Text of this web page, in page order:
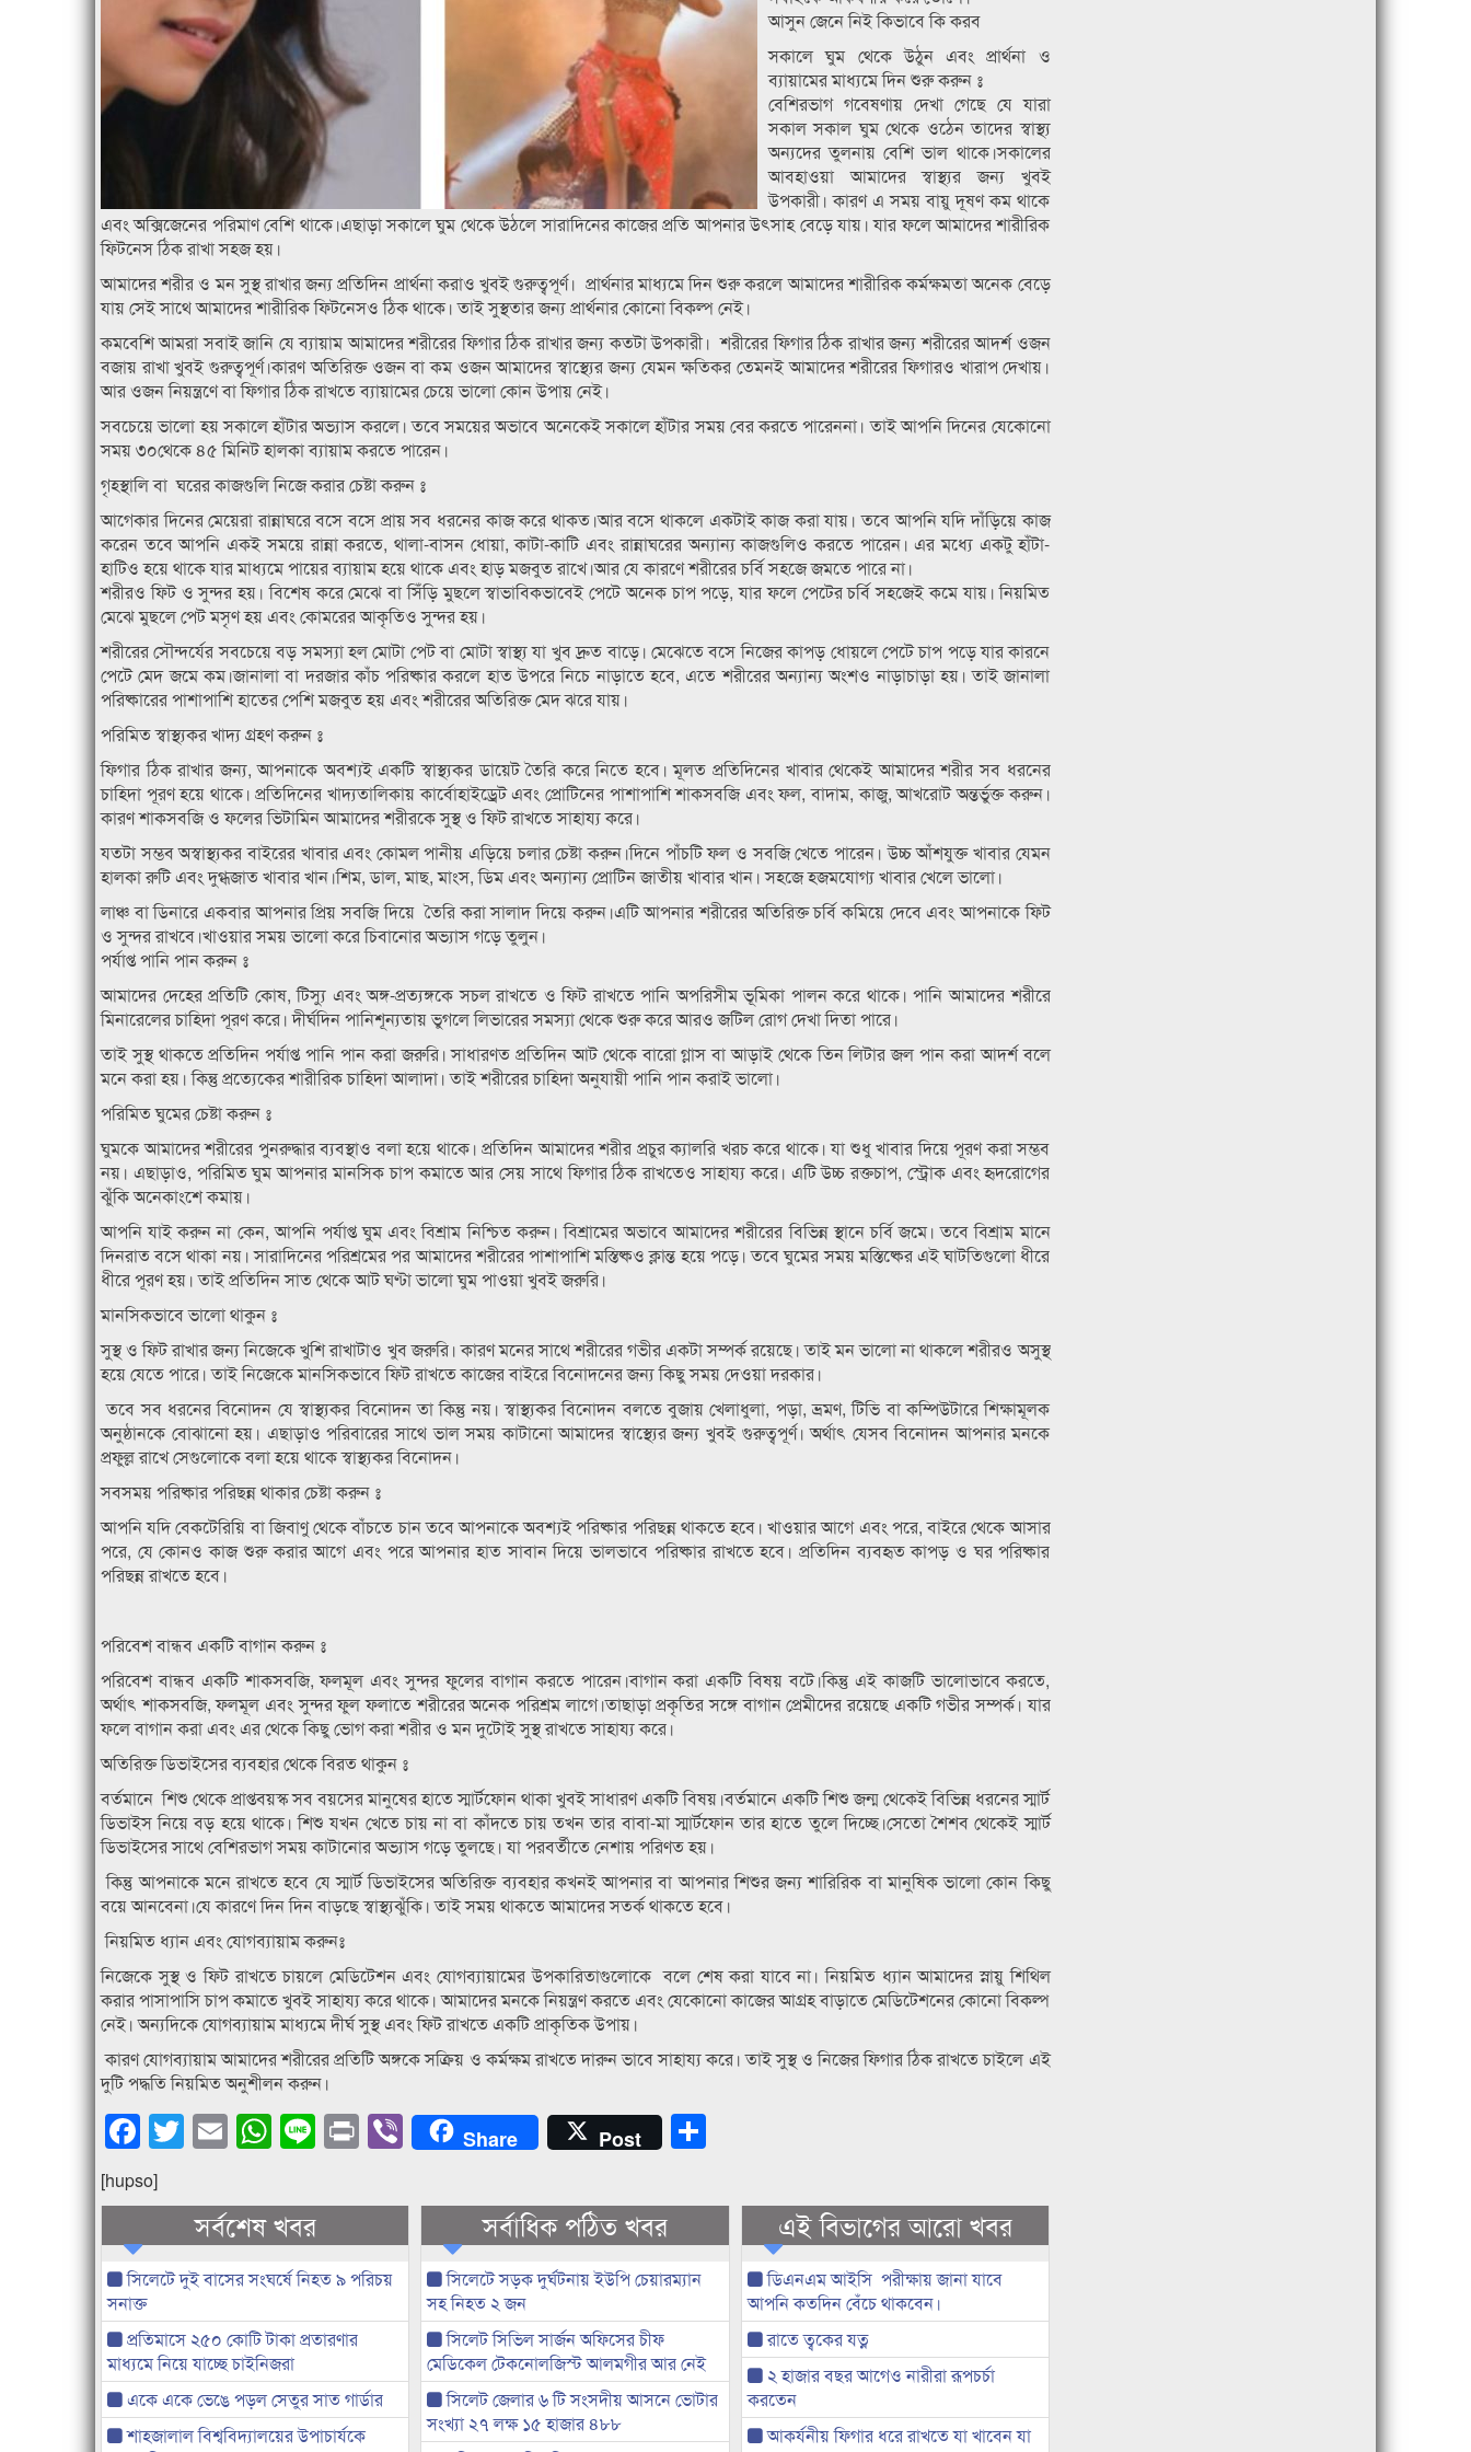
আসুন জেনে নিই কিভাবে কি করব
সকালে ঘুম থেকে উঠুন এবং প্রার্থনা ও
ব্যায়ামের মাধ্যমে দিন শুরু করুন ঃ
বেশিরভাগ গবেষণায় দেখা গেছে যে যারা
সকাল সকাল ঘুম থেকে ওঠেন তাদের স্বাস্থ্য
অন্যদের তুলনায় বেশি ভাল থাকে।সকালের
আবহাওয়া আমাদের স্বাস্থ্যর জন্য খুবই
উপকারী। কারণ এ সময় বায়ু দূষণ কম থাকে
এবং অক্সিজেনের পরিমাণ বেশি থাকে।এছাড়া সকালে ঘুম থেকে উঠলে সারাদিনের কাজের প্রতি আপনার উৎসাহ বেড়ে যায়। যার ফলে আমাদের শারীরিক
ফিটনেস ঠিক রাখা সহজ হয়।
আমাদের শরীর ও মন সুস্থ রাখার জন্য প্রতিদিন প্রার্থনা করাও খুবই গুরুত্বপূর্ণ। প্রার্থনার মাধ্যমে দিন শুরু করলে আমাদের শারীরিক কর্মক্ষমতা অনেক বেড়ে
যায় সেই সাথে আমাদের শারীরিক ফিটনেসও ঠিক থাকে। তাই সুস্থতার জন্য প্রার্থনার কোনো বিকল্প নেই।
কমবেশি আমরা সবাই জানি যে ব্যায়াম আমাদের শরীরের ফিগার ঠিক রাখার জন্য কতটা উপকারী। শরীরের ফিগার ঠিক রাখার জন্য শরীরের আদর্শ ওজন
বজায় রাখা খুবই গুরুত্বপূর্ণ।কারণ অতিরিক্ত ওজন বা কম ওজন আমাদের স্বাস্থ্যের জন্য যেমন ক্ষতিকর তেমনই আমাদের শরীরের ফিগারও খারাপ দেখায়।
আর ওজন নিয়ন্ত্রণে বা ফিগার ঠিক রাখতে ব্যায়ামের চেয়ে ভালো কোন উপায় নেই।
সবচেয়ে ভালো হয় সকালে হাঁটার অভ্যাস করলে। তবে সময়ের অভাবে অনেকেই সকালে হাঁটার সময় বের করতে পারেননা। তাই আপনি দিনের যেকোনো
সময় ৩০থেকে ৪৫ মিনিট হালকা ব্যায়াম করতে পারেন।
গৃহস্থালি বা ঘরের কাজগুলি নিজে করার চেষ্টা করুন ঃ
আগেকার দিনের মেয়েরা রান্নাঘরে বসে বসে প্রায় সব ধরনের কাজ করে থাকত।আর বসে থাকলে একটাই কাজ করা যায়। তবে আপনি যদি দাঁড়িয়ে কাজ
করেন তবে আপনি একই সময়ে রান্না করতে, থালা-বাসন ধোয়া, কাটা-কাটি এবং রান্নাঘরের অন্যান্য কাজগুলিও করতে পারেন। এর মধ্যে একটু হাঁটা-
হাটিও হয়ে থাকে যার মাধ্যমে পায়ের ব্যায়াম হয়ে থাকে এবং হাড় মজবুত রাখে।আর যে কারণে শরীরের চর্বি সহজে জমতে পারে না।
শরীরও ফিট ও সুন্দর হয়। বিশেষ করে মেঝে বা সিঁড়ি মুছলে স্বাভাবিকভাবেই পেটে অনেক চাপ পড়ে, যার ফলে পেটের চর্বি সহজেই কমে যায়। নিয়মিত
মেঝে মুছলে পেট মসৃণ হয় এবং কোমরের আকৃতিও সুন্দর হয়।
শরীরের সৌন্দর্যের সবচেয়ে বড় সমস্যা হল মোটা পেট বা মোটা স্বাস্থ্য যা খুব দ্রুত বাড়ে। মেঝেতে বসে নিজের কাপড় ধোয়লে পেটে চাপ পড়ে যার কারনে
পেটে মেদ জমে কম।জানালা বা দরজার কাঁচ পরিষ্কার করলে হাত উপরে নিচে নাড়াতে হবে, এতে শরীরের অন্যান্য অংশও নাড়াচাড়া হয়। তাই জানালা
পরিষ্কারের পাশাপাশি হাতের পেশি মজবুত হয় এবং শরীরের অতিরিক্ত মেদ ঝরে যায়।
পরিমিত স্বাস্থ্যকর খাদ্য গ্রহণ করুন ঃ
ফিগার ঠিক রাখার জন্য, আপনাকে অবশ্যই একটি স্বাস্থ্যকর ডায়েট তৈরি করে নিতে হবে। মূলত প্রতিদিনের খাবার থেকেই আমাদের শরীর সব ধরনের
চাহিদা পূরণ হয়ে থাকে। প্রতিদিনের খাদ্যতালিকায় কার্বোহাইড্রেট এবং প্রোটিনের পাশাপাশি শাকসবজি এবং ফল, বাদাম, কাজু, আখরোট অন্তর্ভুক্ত করুন।
কারণ শাকসবজি ও ফলের ভিটামিন আমাদের শরীরকে সুস্থ ও ফিট রাখতে সাহায্য করে।
যতটা সম্ভব অস্বাস্থ্যকর বাইরের খাবার এবং কোমল পানীয় এড়িয়ে চলার চেষ্টা করুন।দিনে পাঁচটি ফল ও সবজি খেতে পারেন। উচ্চ আঁশযুক্ত খাবার যেমন
হালকা রুটি এবং দুগ্ধজাত খাবার খান।শিম, ডাল, মাছ, মাংস, ডিম এবং অন্যান্য প্রোটিন জাতীয় খাবার খান। সহজে হজমযোগ্য খাবার খেলে ভালো।
লাঞ্চ বা ডিনারে একবার আপনার প্রিয় সবজি দিয়ে তৈরি করা সালাদ দিয়ে করুন।এটি আপনার শরীরের অতিরিক্ত চর্বি কমিয়ে দেবে এবং আপনাকে ফিট
ও সুন্দর রাখবে।খাওয়ার সময় ভালো করে চিবানোর অভ্যাস গড়ে তুলুন।
পর্যাপ্ত পানি পান করুন ঃ
আমাদের দেহের প্রতিটি কোষ, টিস্যু এবং অঙ্গ-প্রত্যঙ্গকে সচল রাখতে ও ফিট রাখতে পানি অপরিসীম ভূমিকা পালন করে থাকে। পানি আমাদের শরীরে
মিনারেলের চাহিদা পূরণ করে। দীর্ঘদিন পানিশূন্যতায় ভুগলে লিভারের সমস্যা থেকে শুরু করে আরও জটিল রোগ দেখা দিতা পারে।
তাই সুস্থ থাকতে প্রতিদিন পর্যাপ্ত পানি পান করা জরুরি। সাধারণত প্রতিদিন আট থেকে বারো গ্লাস বা আড়াই থেকে তিন লিটার জল পান করা আদর্শ বলে
মনে করা হয়। কিন্তু প্রত্যেকের শারীরিক চাহিদা আলাদা। তাই শরীরের চাহিদা অনুযায়ী পানি পান করাই ভালো।
পরিমিত ঘুমের চেষ্টা করুন ঃ
ঘুমকে আমাদের শরীরের পুনরুদ্ধার ব্যবস্থাও বলা হয়ে থাকে। প্রতিদিন আমাদের শরীর প্রচুর ক্যালরি খরচ করে থাকে। যা শুধু খাবার দিয়ে পূরণ করা সম্ভব
নয়। এছাড়াও, পরিমিত ঘুম আপনার মানসিক চাপ কমাতে আর সেয় সাথে ফিগার ঠিক রাখতেও সাহায্য করে। এটি উচ্চ রক্তচাপ, স্ট্রোক এবং হৃদরোগের
ঝুঁকি অনেকাংশে কমায়।
আপনি যাই করুন না কেন, আপনি পর্যাপ্ত ঘুম এবং বিশ্রাম নিশ্চিত করুন। বিশ্রামের অভাবে আমাদের শরীরের বিভিন্ন স্থানে চর্বি জমে। তবে বিশ্রাম মানে
দিনরাত বসে থাকা নয়। সারাদিনের পরিশ্রমের পর আমাদের শরীরের পাশাপাশি মস্তিষ্কও ক্লান্ত হয়ে পড়ে। তবে ঘুমের সময় মস্তিষ্কের এই ঘাটতিগুলো ধীরে
ধীরে পূরণ হয়। তাই প্রতিদিন সাত থেকে আট ঘণ্টা ভালো ঘুম পাওয়া খুবই জরুরি।
মানসিকভাবে ভালো থাকুন ঃ
সুস্থ ও ফিট রাখার জন্য নিজেকে খুশি রাখাটাও খুব জরুরি। কারণ মনের সাথে শরীরের গভীর একটা সম্পর্ক রয়েছে। তাই মন ভালো না থাকলে শরীরও অসুস্থ
হয়ে যেতে পারে। তাই নিজেকে মানসিকভাবে ফিট রাখতে কাজের বাইরে বিনোদনের জন্য কিছু সময় দেওয়া দরকার।
তবে সব ধরনের বিনোদন যে স্বাস্থ্যকর বিনোদন তা কিন্তু নয়। স্বাস্থ্যকর বিনোদন বলতে বুজায় খেলাধুলা, পড়া, ভ্রমণ, টিভি বা কম্পিউটারে শিক্ষামূলক
অনুষ্ঠানকে বোঝানো হয়। এছাড়াও পরিবারের সাথে ভাল সময় কাটানো আমাদের স্বাস্থ্যের জন্য খুবই গুরুত্বপূর্ণ। অর্থাৎ যেসব বিনোদন আপনার মনকে
প্রফুল্ল রাখে সেগুলোকে বলা হয়ে থাকে স্বাস্থ্যকর বিনোদন।
সবসময় পরিষ্কার পরিছন্ন থাকার চেষ্টা করুন ঃ
আপনি যদি বেকটেরিয়ি বা জিবাণু থেকে বাঁচতে চান তবে আপনাকে অবশ্যই পরিষ্কার পরিছন্ন থাকতে হবে। খাওয়ার আগে এবং পরে, বাইরে থেকে আসার
পরে, যে কোনও কাজ শুরু করার আগে এবং পরে আপনার হাত সাবান দিয়ে ভালভাবে পরিষ্কার রাখতে হবে। প্রতিদিন ব্যবহৃত কাপড় ও ঘর পরিষ্কার
পরিছন্ন রাখতে হবে।
পরিবেশ বান্ধব একটি বাগান করুন ঃ
পরিবেশ বান্ধব একটি শাকসবজি, ফলমূল এবং সুন্দর ফুলের বাগান করতে পারেন।বাগান করা একটি বিষয় বটে।কিন্তু এই কাজটি ভালোভাবে করতে,
অর্থাৎ শাকসবজি, ফলমূল এবং সুন্দর ফুল ফলাতে শরীরের অনেক পরিশ্রম লাগে।তাছাড়া প্রকৃতির সঙ্গে বাগান প্রেমীদের রয়েছে একটি গভীর সম্পর্ক। যার
ফলে বাগান করা এবং এর থেকে কিছু ভোগ করা শরীর ও মন দুটোই সুস্থ রাখতে সাহায্য করে।
অতিরিক্ত ডিভাইসের ব্যবহার থেকে বিরত থাকুন ঃ
বর্তমানে শিশু থেকে প্রাপ্তবয়স্ক সব বয়সের মানুষের হাতে স্মার্টফোন থাকা খুবই সাধারণ একটি বিষয়।বর্তমানে একটি শিশু জন্ম থেকেই বিভিন্ন ধরনের স্মার্ট
ডিভাইস নিয়ে বড় হয়ে থাকে। শিশু যখন খেতে চায় না বা কাঁদতে চায় তখন তার বাবা-মা স্মার্টফোন তার হাতে তুলে দিচ্ছে।সেতো শৈশব থেকেই স্মার্ট
ডিভাইসের সাথে বেশিরভাগ সময় কাটানোর অভ্যাস গড়ে তুলছে। যা পরবর্তীতে নেশায় পরিণত হয়।
কিন্তু আপনাকে মনে রাখতে হবে যে স্মার্ট ডিভাইসের অতিরিক্ত ব্যবহার কখনই আপনার বা আপনার শিশুর জন্য শারিরিক বা মানুষিক ভালো কোন কিছু
বয়ে আনবেনা।যে কারণে দিন দিন বাড়ছে স্বাস্থ্যঝুঁকি। তাই সময় থাকতে আমাদের সতর্ক থাকতে হবে।
নিয়মিত ধ্যান এবং যোগব্যায়াম করুনঃ
নিজেকে সুস্থ ও ফিট রাখতে চায়লে মেডিটেশন এবং যোগব্যায়ামের উপকারিতাগুলোকে বলে শেষ করা যাবে না। নিয়মিত ধ্যান আমাদের স্নায়ু শিথিল
করার পাসাপাসি চাপ কমাতে খুবই সাহায্য করে থাকে। আমাদের মনকে নিয়ন্ত্রণ করতে এবং যেকোনো কাজের আগ্রহ বাড়াতে মেডিটেশনের কোনো বিকল্প
নেই। অন্যদিকে যোগব্যায়াম মাধ্যমে দীর্ঘ সুস্থ এবং ফিট রাখতে একটি প্রাকৃতিক উপায়।
কারণ যোগব্যায়াম আমাদের শরীরের প্রতিটি অঙ্গকে সক্রিয় ও কর্মক্ষম রাখতে দারুন ভাবে সাহায্য করে। তাই সুস্থ ও নিজের ফিগার ঠিক রাখতে চাইলে এই
দুটি পদ্ধতি নিয়মিত অনুশীলন করুন।
Facebook
Twitter
EmailWhatsApp
LinePrintViberShare Post
[hupso]
সর্বশেষ খবর
সিলেটে দুই বাসের সংঘর্ষে নিহত ৯ পরিচয়
সনাক্ত
প্রতিমাসে ২৫০ কোটি টাকা প্রতারণার
মাধ্যমে নিয়ে যাচ্ছে চাইনিজরা
একে একে ভেঙে পড়ল সেতুর সাত গার্ডার
শাহজালাল বিশ্ববিদ্যালয়ের উপাচার্যকে
সর্বাধিক পঠিত খবর
সিলেটে সড়ক দুর্ঘটনায় ইউপি চেয়ারম্যান
সহ নিহত ২ জন
সিলেট সিভিল সার্জন অফিসের চীফ
মেডিকেল টেকনোলজিস্ট আলমগীর আর নেই
সিলেট জেলার ৬ টি সংসদীয় আসনে ভোটার
সংখ্যা ২৭ লক্ষ ১৫ হাজার ৪৮৮
এই বিভাগের আরো খবর
ডিএনএম আইসি পরীক্ষায় জানা যাবে
আপনি কতদিন বেঁচে থাকবেন।
রাতে ত্বকের যত্ন
২ হাজার বছর আগেও নারীরা রূপচর্চা
করতেন
আকর্যনীয় ফিগার ধরে রাখতে যা খাবেন যা